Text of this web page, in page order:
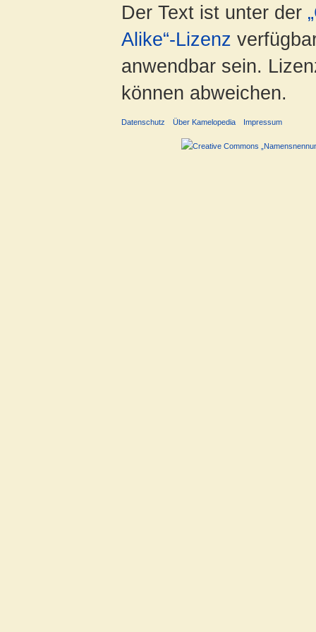
Der Text ist unter der
Alike“-Lizenz
anwendbar sein.
können abweichen.
Datenschutz Über Kamelopedia Impressum